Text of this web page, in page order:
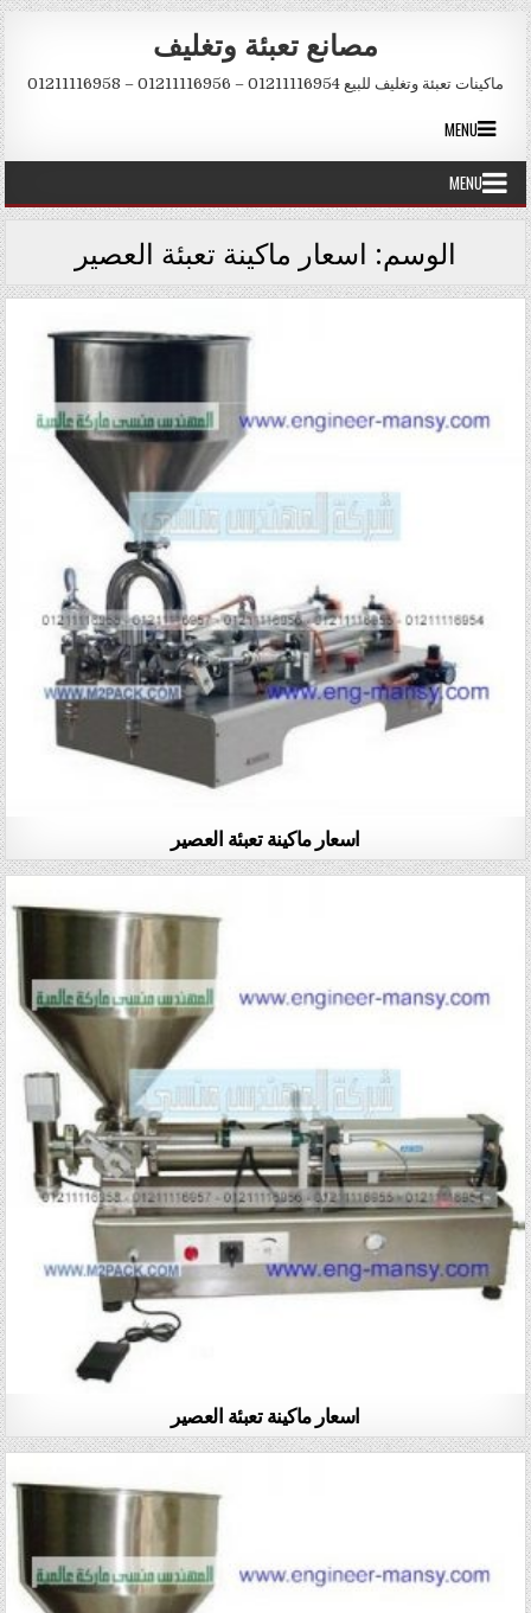
Skip to content
مصانع تعبئة وتغليف
ماكينات تعبئة وتغليف للبيع 01211116954 – 01211116956 – 01211116958
MENU
MENU
الوسم: اسعار ماكينة تعبئة العصير
اسعار ماكينة تعبئة العصير
اسعار ماكينة تعبئة العصير